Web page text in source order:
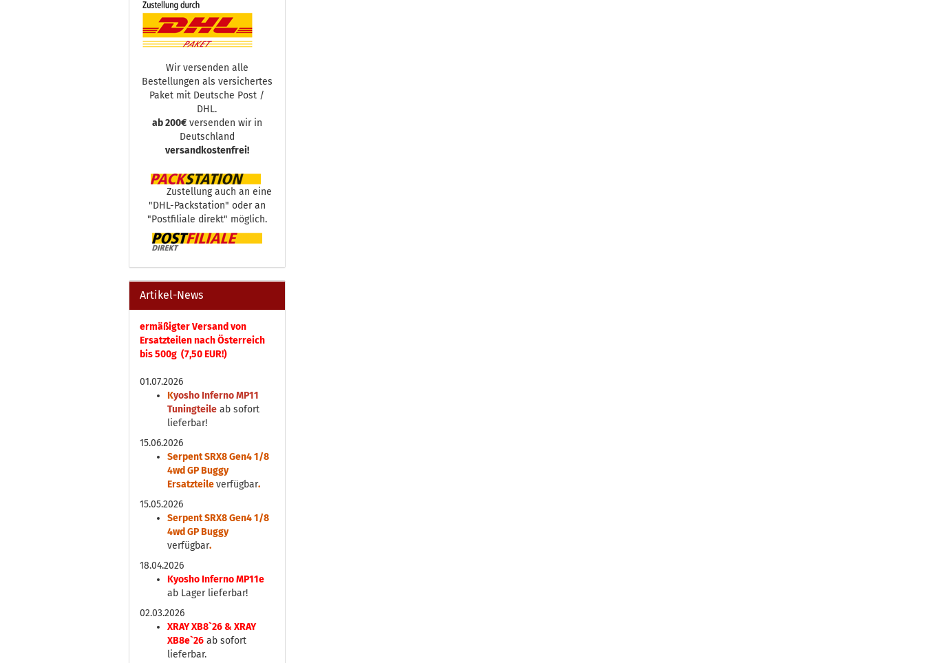
Wir versenden alle
Bestellungen als versichertes
Paket mit Deutsche Post /
DHL.
ab 200€versenden wir in
Deutschland
versandkostenfrei!
Zustellung auch an eine
"DHL-Packstation" oder an
"Postfiliale direkt" möglich.
Artikel-News
ermäßigter Versand von
Ersatzteilen nach Österreich
bis 500g (7,50 EUR!)
01.07.2026
Kyosho Inferno MP11
Tuningteile ab sofort
lieferbar!
15.06.2026
Serpent SRX8 Gen4 1/8
4wd GP Buggy
Ersatzteileverfügbar.
15.05.2026
Serpent SRX8 Gen4 1/8
4wd GP Buggy
verfügbar.
18.04.2026
Kyosho Inferno MP11e
ab Lager lieferbar!
02.03.2026
XRAY XB8`26 & XRAY
XB8e`26 ab sofort
lieferbar.